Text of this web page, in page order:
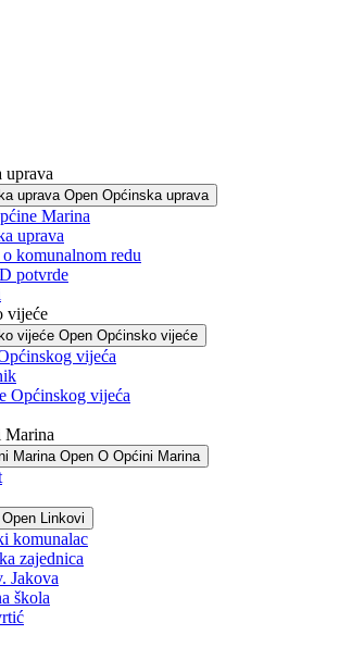
uprava
uprava Open Općinska uprava
Marina
uprava
komunalnom redu
potvrde
vijeće
vijeće Open Općinsko vijeće
vijeća
Općinskog vijeća
Marina
Marina Open O Općini Marina
Open Linkovi
komunalac
zajednica
Jakova
škola